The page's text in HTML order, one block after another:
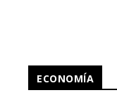
ECONOMÍA